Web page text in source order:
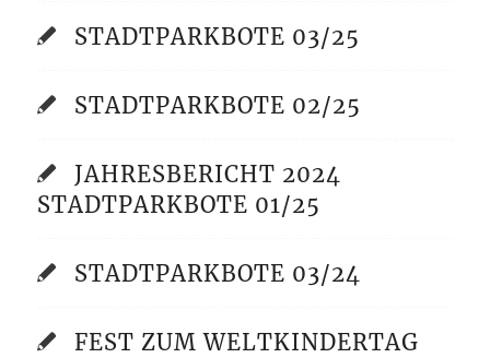
STADTPARKBOTE 03/25
STADTPARKBOTE 02/25
JAHRESBERICHT 2024
STADTPARKBOTE 01/25
STADTPARKBOTE 03/24
FEST ZUM WELTKINDERTAG